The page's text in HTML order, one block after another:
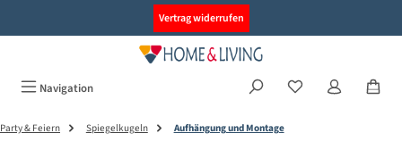
Vertrag widerrufen
Navigation
Party & Feiern Spiegelkugeln Aufhängung und Montage